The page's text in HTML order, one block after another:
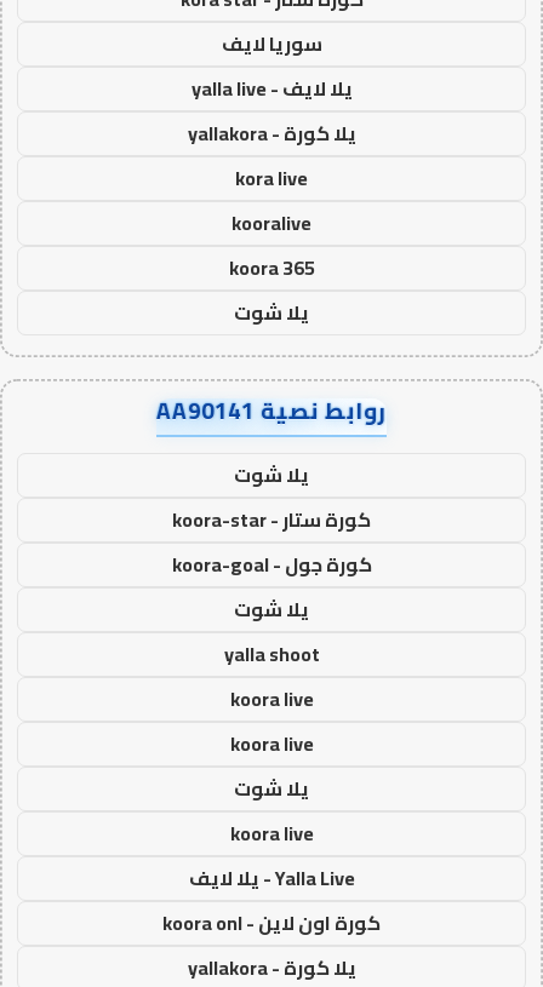
سوريا لايف
يلا لايف - yalla live
يلا كورة - yallakora
kora live
kooralive
koora 365
يلا شوت
روابط نصية AA90141
يلا شوت
كورة ستار - koora-star
كورة جول - koora-goal
يلا شوت
yalla shoot
koora live
koora live
يلا شوت
koora live
Yalla Live - يلا لايف
كورة اون لاين - koora onl
يلا كورة - yallakora